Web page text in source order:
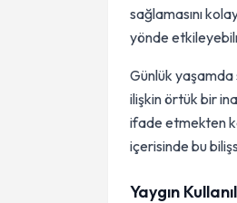
sağlamasını
yönde
Günlük yaşamda
ilişkin örtük bir
ifade etmekten
içerisinde bu
Yaygın